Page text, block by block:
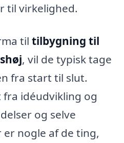
til virkelighed.
til tilbygning til
, vil de typisk tage
fra start til slut.
idéudvikling og
og selve
nogle af de ting,